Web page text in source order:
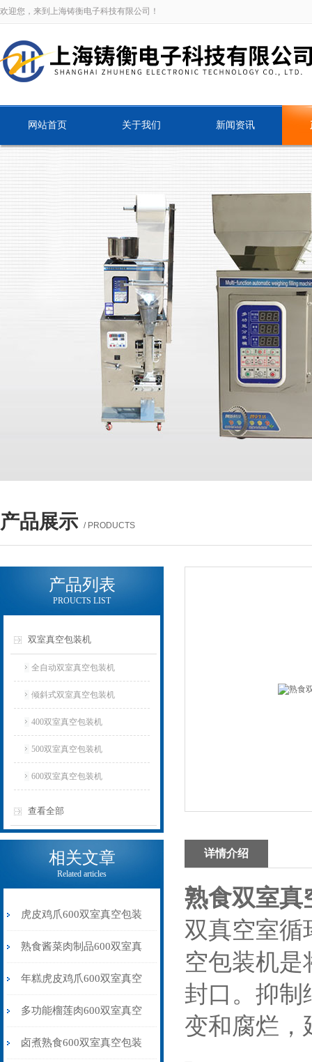
欢迎您，来到上海铸衡电子科技有限公司！
网站首页 关于我们 新闻资讯
产品展示 / PRODUCTS
产品列表
PROUCTS LIST
双室真空包装机
全自动双室真空包装机
倾斜式双室真空包装机
400双室真空包装机
500双室真空包装机
600双室真空包装机
查看全部
相关文章
Related articles
虎皮鸡爪600双室真空包装
机干湿两用价格
熟食酱菜肉制品600双室真
空包装机不锈钢材质
年糕虎皮鸡爪600双室真空
包装机抽气真空封口
多功能榴莲肉600双室真空
包装机品牌
卤煮熟食600双室真空包装
详情介绍
熟食双室真
双真空室循
空包装机
封口。抑制
变和腐烂，